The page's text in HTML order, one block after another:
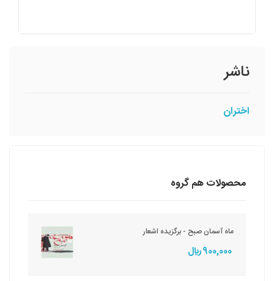
ناشر
اختران
محصولات هم گروه
ماه آسمان صبح - برگزیده اشعار
900,000 ريال